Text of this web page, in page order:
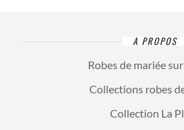
A PROPOS
Robes de mariée
Collections robes
Collection La